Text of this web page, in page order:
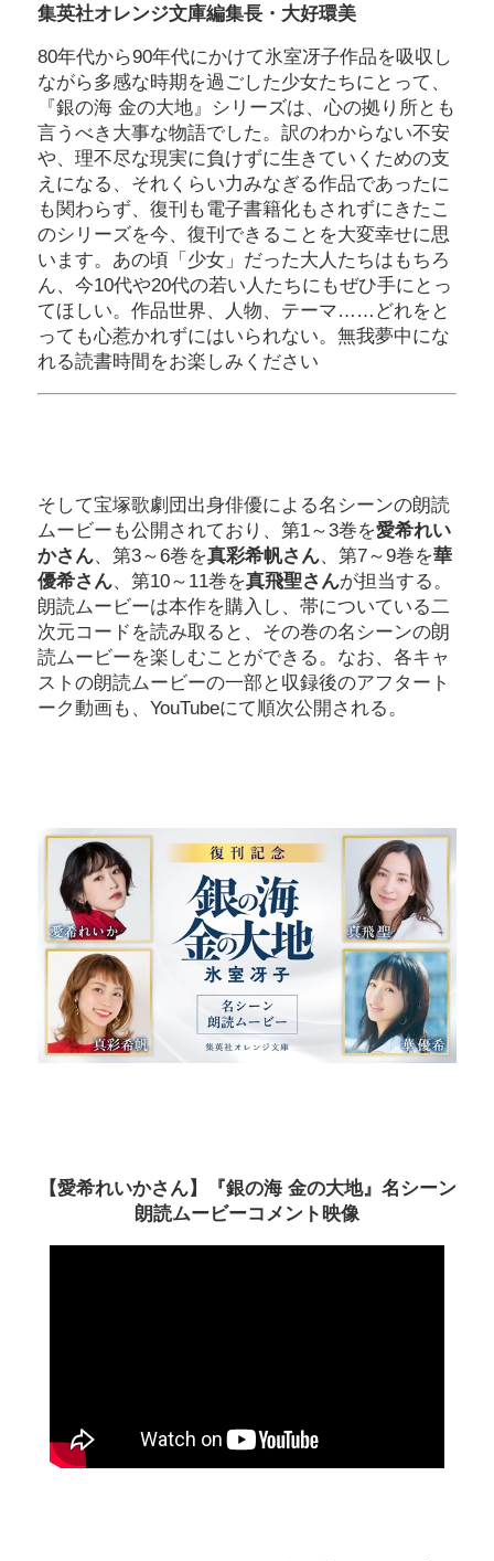
集英社オレンジ文庫編集長・大好環美
80年代から90年代にかけて氷室冴子作品を吸収し
ながら多感な時期を過ごした少女たちにとって、
『銀の海 金の大地』シリーズは、心の拠り所とも
言うべき大事な物語でした。訳のわからない不安
や、理不尽な現実に負けずに生きていくための支
えになる、それくらい力みなぎる作品であったに
も関わらず、復刊も電子書籍化もされずにきたこ
のシリーズを今、復刊できることを大変幸せに思
います。あの頃「少女」だった大人たちはもちろ
ん、今10代や20代の若い人たちにもぜひ手にとっ
てほしい。作品世界、人物、テーマ……どれをと
っても心惹かれずにはいられない。無我夢中にな
れる読書時間をお楽しみください
そして宝塚歌劇団出身俳優による名シーンの朗読
ムービーも公開されており、第1～3巻を愛希れい
かさん、第3～6巻を真彩希帆さん、第7～9巻を華
優希さん、第10～11巻を真飛聖さんが担当する。
朗読ムービーは本作を購入し、帯についている二
次元コードを読み取ると、その巻の名シーンの朗
読ムービーを楽しむことができる。なお、各キャ
ストの朗読ムービーの一部と収録後のアフタート
ーク動画も、YouTubeにて順次公開される。
【愛希れいかさん】『銀の海 金の大地』名シーン
朗読ムービーコメント映像